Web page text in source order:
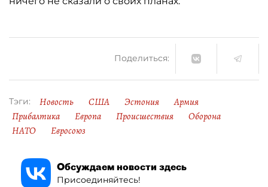
Поделиться:
Тэги: Новость США Эстония
Армия
Прибалтика
Европа Происшествия
Оборона
НАТО
Евросоюз
Обсуждаем новости здесь
Присоединяйтесь!